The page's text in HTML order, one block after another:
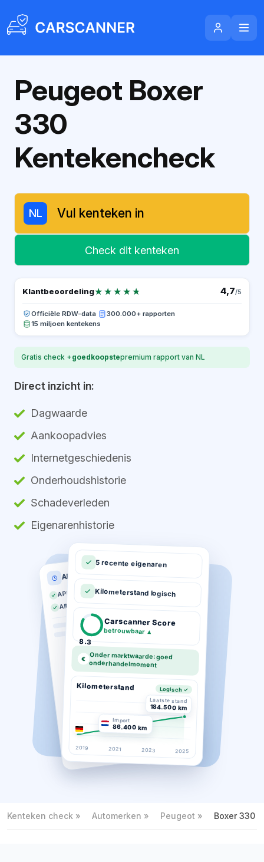
Peugeot Boxer
330
Kentekencheck
NL
Check dit kenteken
Klantbeoordeling★★★★★
★★★★★ 4,7/5
Officiële RDW-data·
300.000+ rapporten
15 miljoen kentekens
Gratis check +goedkoopstepremium rapport van NL
Direct inzicht in:
Dagwaarde
Aankoopadvies
Internetgeschiedenis
Onderhoudshistorie
Schadeverleden
Eigenarenhistorie
APK historie
APK geldig tot 03-2026
Altijd op tijd gekeurd
5 recente eigenaren
Kilometerstand logisch
8.3
Carscanner Score
betrouwbaar ▲
€ Onder marktwaarde: goed
onderhandelmoment
Kilometerstand Logisch ✓
Laatste stand
184.500 km
Import
86.400 km
2019 2021 2023 2025
Kenteken check Automerken Peugeot Boxer 330